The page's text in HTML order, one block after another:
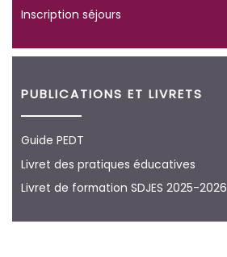
Inscription séjours
PUBLICATIONS ET LIVRETS
Guide PEDT
Livret des pratiques éducatives
Livret de formation SDJES 2025-2026